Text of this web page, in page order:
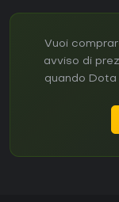
Vuoi
avviso di
quando Dota